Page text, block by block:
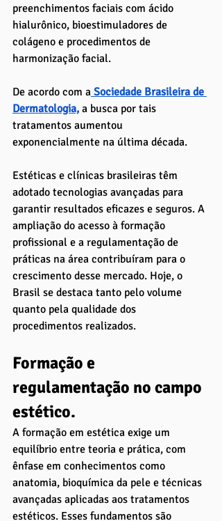
preenchimentos faciais com ácido
hialurônico, bioestimuladores de
colágeno e procedimentos de
harmonização facial.
De acordo com a Sociedade Brasileira de
Dermatologia, a busca por tais
tratamentos aumentou
exponencialmente na última década.
Estéticas e clínicas brasileiras têm
adotado tecnologias avançadas para
garantir resultados eficazes e seguros. A
ampliação do acesso à formação
profissional e a regulamentação de
práticas na área contribuíram para o
crescimento desse mercado. Hoje, o
Brasil se destaca tanto pelo volume
quanto pela qualidade dos
procedimentos realizados.
Formação e
regulamentação no campo
estético.
A formação em estética exige um
equilíbrio entre teoria e prática, com
ênfase em conhecimentos como
anatomia, bioquímica da pele e técnicas
avançadas aplicadas aos tratamentos
estéticos. Esses fundamentos são